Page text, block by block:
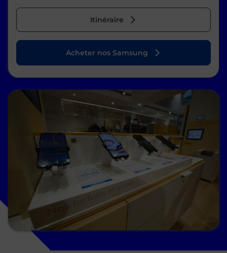
Itinéraire
Acheter nos Samsung